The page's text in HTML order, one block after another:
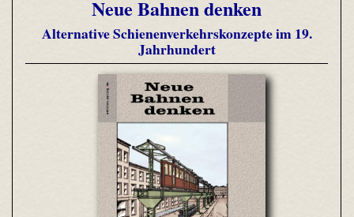
Neue Bahnen denken
Alternative Schienenverkehrskonzepte im 19.
Jahrhundert